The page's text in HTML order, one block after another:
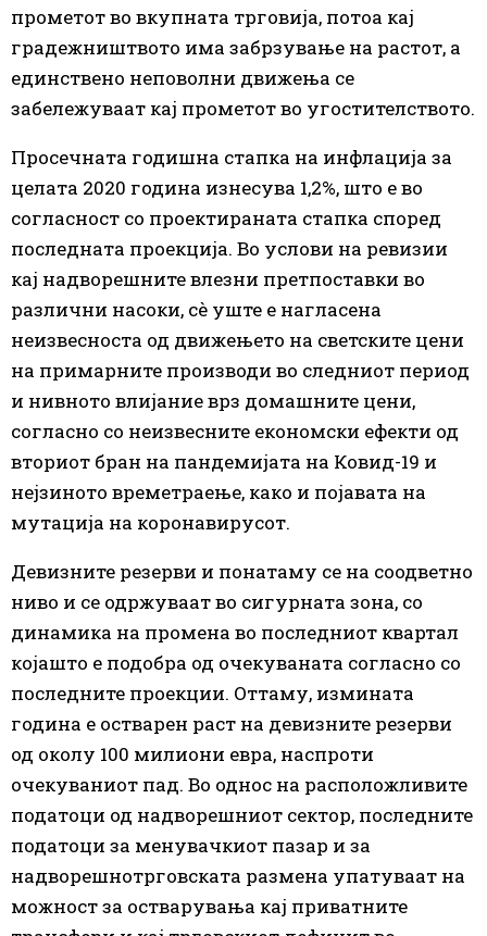
прометот во вкупната трговија, потоа кај
градежништвото има забрзување на растот, а
единствено неповолни движења се
забележуваат кај прометот во угостителството.
Просечната годишна стапка на инфлација за
целата 2020 година изнесува 1,2%, што е во
согласност со проектираната стапка според
последната проекција. Во услови на ревизии
кај надворешните влезни претпоставки во
различни насоки, сѐ уште е нагласена
неизвесноста од движењето на светските цени
на примарните производи во следниот период
и нивното влијание врз домашните цени,
согласно со неизвесните економски ефекти од
вториот бран на пандемијата на Ковид-19 и
нејзиното времетраење, како и појавата на
мутација на коронавирусот.
Девизните резерви и понатаму се на соодветно
ниво и се одржуваат во сигурната зона, со
динамика на промена во последниот квартал
којашто е подобра од очекуваната согласно со
последните проекции. Оттаму, измината
година е остварен раст на девизните резерви
од околу 100 милиони евра, наспроти
очекуваниот пад. Во однос на расположливите
податоци од надворешниот сектор, последните
податоци за менувачкиот пазар и за
надворешнотрговската размена упатуваат на
можност за остварувања кај приватните